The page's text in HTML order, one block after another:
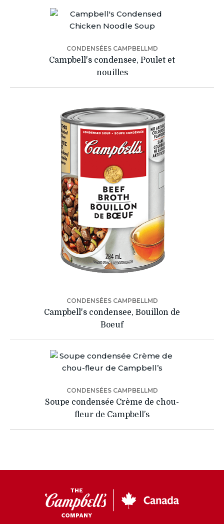
CONDENSÉES CAMPBELLMD
Campbell's condensee, Poulet et
nouilles
CONDENSÉES CAMPBELLMD
Campbell's condensee, Bouillon de
Boeuf
CONDENSÉES CAMPBELLMD
Soupe condensée Crème de chou-
fleur de Campbell’s
Canada